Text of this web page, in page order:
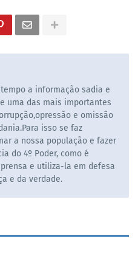
a informação sadia e
uma das mais importantes
e omissão
isso se faz
a nossa população e fazer
do 4º Poder, como é
e utiliza-la em defesa
e da verdade.